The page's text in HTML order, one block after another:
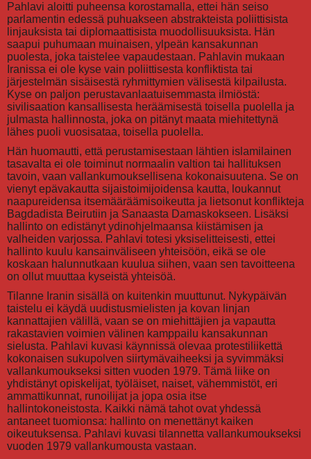
Pahlavi aloitti puheensa korostamalla, ettei hän seiso
parlamentin edessä puhuakseen abstrakteista poliittisista
linjauksista tai diplomaattisista muodollisuuksista. Hän
saapui puhumaan muinaisen, ylpeän kansakunnan
puolesta, joka taistelee vapaudestaan. Pahlavin mukaan
Iranissa ei ole kyse vain poliittisesta konfliktista tai
järjestelmän sisäisestä ryhmittymien välisestä kilpailusta.
Kyse on paljon perustavanlaatuisemmasta ilmiöstä:
sivilisaation kansallisesta heräämisestä toisella puolella ja
julmasta hallinnosta, joka on pitänyt maata miehitettynä
lähes puoli vuosisataa, toisella puolella.
Hän huomautti, että perustamisestaan lähtien islamilainen
tasavalta ei ole toiminut normaalin valtion tai hallituksen
tavoin, vaan vallankumouksellisena kokonaisuutena. Se on
vienyt epävakautta sijaistoimijoidensa kautta, loukannut
naapureidensa itsemääräämisoikeutta ja lietsonut konflikteja
Bagdadista Beirutiin ja Sanaasta Damaskokseen. Lisäksi
hallinto on edistänyt ydinohjelmaansa kiistämisen ja
valheiden varjossa. Pahlavi totesi yksiselitteisesti, ettei
hallinto kuulu kansainväliseen yhteisöön, eikä se ole
koskaan halunnutkaan kuulua siihen, vaan sen tavoitteena
on ollut muuttaa kyseistä yhteisöä.
Tilanne Iranin sisällä on kuitenkin muuttunut. Nykypäivän
taistelu ei käydä uudistusmielisten ja kovan linjan
kannattajien välillä, vaan se on miehittäjien ja vapautta
rakastavien voimien välinen kamppailu kansakunnan
sielusta. Pahlavi kuvasi käynnissä olevaa protestiliikettä
kokonaisen sukupolven siirtymävaiheeksi ja syvimmäksi
vallankumoukseksi sitten vuoden 1979. Tämä liike on
yhdistänyt opiskelijat, työläiset, naiset, vähemmistöt, eri
ammattikunnat, runoilijat ja jopa osia itse
hallintokoneistosta. Kaikki nämä tahot ovat yhdessä
antaneet tuomionsa: hallinto on menettänyt kaiken
oikeutuksensa. Pahlavi kuvasi tilannetta vallankumoukseksi
vuoden 1979 vallankumousta vastaan.